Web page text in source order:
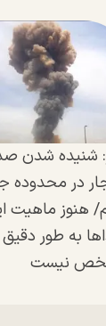
شنیده شدن
در محدوده
هنوز ماهیت
به طور دقیق
نیست